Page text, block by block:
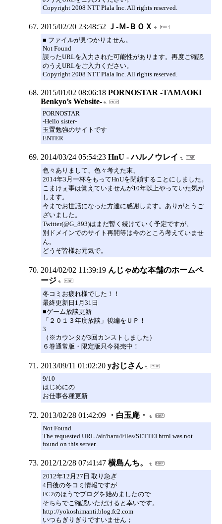
Copyright 2008 NTT Plala Inc. All rights reserved.
2015/02/20 23:48:52 Ｊ-Ｍ-ＢＯＸ
■ ファイルが見つかりません。
Not Found
誤ったURLを入力された可能性があります。再度ご確認
のうえURLをご入力ください。
Copyright 2008 NTT Plala Inc. All rights reserved.
2015/01/02 08:06:18 PORNOSTAR -TAMAOKI
Benkyo’s Website-
PORNOSTAR
-Hello sister-
玉置勉強のサイトです
ENTER
2014/03/24 05:54:23 HnU - ハルノウレイ
色々ありまして、色々考えた末、
2014年3月一杯をもってHnUを閉鎖することにしました。
こまけぇ事は覚えていませんが10年以上やっていた気が
します。
今までお世話になった方達に感謝します。ありがとうご
ざいました。
Twitter(@G_893)はまだ暫く続けていく予定ですが、
別ドメインでのサイト再開等は今のところ考えていませ
ん。
どうぞ皆様お元気で。
2014/02/02 11:39:19 んじゃめな本舗のホームペ
ージ
冬コミお疲れ様でした！！
最終更新日1月31日
■ゲーム放談更新
「２０１３年度放談」後編をＵＰ！
3
（※カウンタが3回カンストしました）
６巻通常版・限定版只今発売中！
2013/09/11 01:02:20 yおじさん
9/10
はじめにの
お仕事各種更新
2013/02/28 01:42:09 ・白玉庵・
Not Found
The requested URL /air/haru/Files/SETTEI.html was not
found on this server.
2012/12/28 07:41:47 横島んち。
2012年12月27日 取り急ぎ
4日後の冬コミ情報ですが
FC2のほうでブログを始めましたので
そちらでご確認いただけると幸いです。
http://yokoshimanti.blog.fc2.com
いつもぎりぎりですいません；